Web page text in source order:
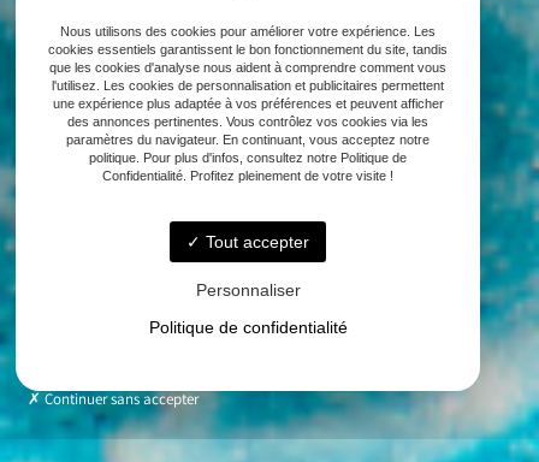
Nous utilisons des cookies pour améliorer votre expérience. Les
cookies essentiels garantissent le bon fonctionnement du site, tandis
que les cookies d'analyse nous aident à comprendre comment vous
l'utilisez. Les cookies de personnalisation et publicitaires permettent
une expérience plus adaptée à vos préférences et peuvent afficher
des annonces pertinentes. Vous contrôlez vos cookies via les
paramètres du navigateur. En continuant, vous acceptez notre
politique. Pour plus d'infos, consultez notre Politique de
Confidentialité. Profitez pleinement de votre visite !
Tout accepter
Personnaliser
Politique de confidentialité
Continuer sans accepter